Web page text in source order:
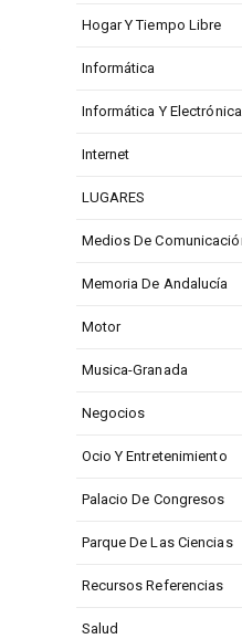
General
Hogar Y Tiempo Libre
Informática
Informática Y Electrónica
Internet
LUGARES
Medios De Comunicación
Memoria De Andalucía
Motor
Musica-Granada
Negocios
Ocio Y Entretenimiento
Palacio De Congresos
Parque De Las Ciencias
Recursos Referencias